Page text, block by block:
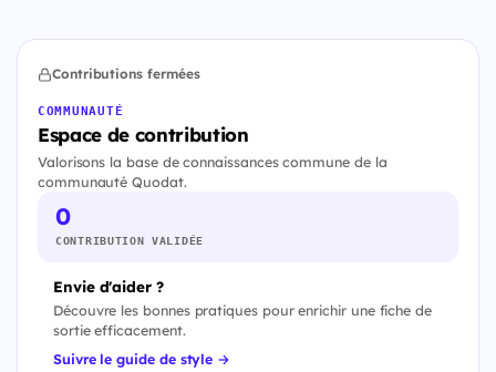
Contributions fermées
COMMUNAUTÉ
Espace de contribution
Valorisons la base de connaissances commune de la
communauté Quodat.
0
CONTRIBUTION VALIDÉE
Envie d'aider ?
Découvre les bonnes pratiques pour enrichir une fiche de
sortie efficacement.
Suivre le guide de style →